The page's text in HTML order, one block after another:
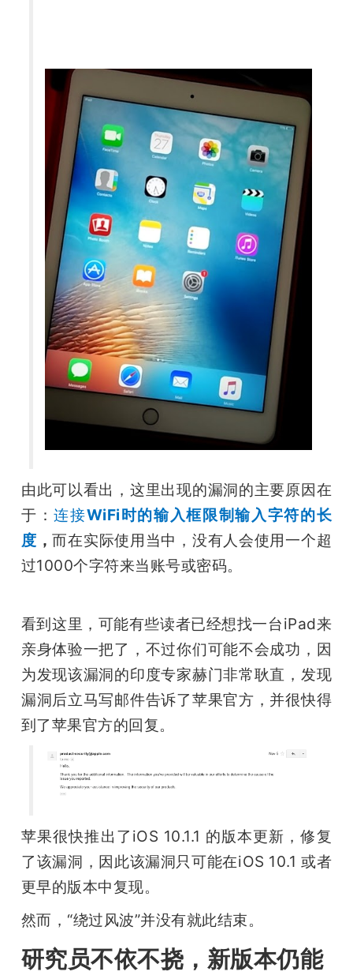
由此可以看出，这里出现的漏洞的主要原因在
于：连接WiFi时的输入框限制输入字符的长
度 ，而在实际使用当中，没有人会使用一个超
过1000个字符来当账号或密码。
看到这里，可能有些读者已经想找一台iPad来
亲身体验一把了，不过你们可能不会成功，因
为发现该漏洞的印度专家赫门非常耿直，发现
漏洞后立马写邮件告诉了苹果官方，并很快得
到了苹果官方的回复。
苹果很快推出了iOS 10.1.1 的版本更新，修复
了该漏洞，因此该漏洞只可能在iOS 10.1 或者
更早的版本中复现。
然而，“绕过风波”并没有就此结束。
研究员不依不挠，新版本仍能